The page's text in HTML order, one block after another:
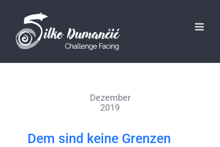
Dezember
2019
Dem sind keine Grenzen